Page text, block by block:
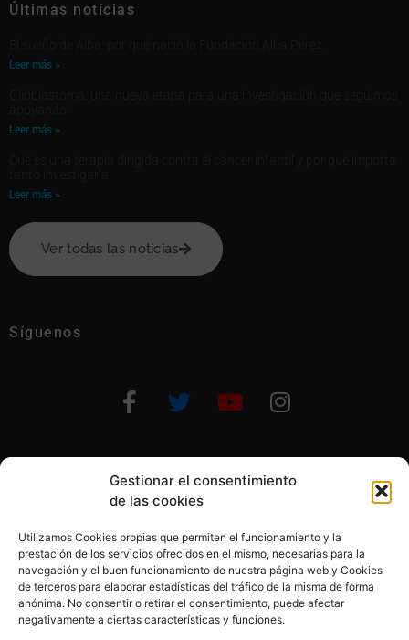
Gestionar el consentimiento
de las cookies
Utilizamos Cookies propias que permiten el funcionamiento y la
prestación de los servicios ofrecidos en el mismo, necesarias para la
navegación y el buen funcionamiento de nuestra página web y Cookies
de terceros para elaborar estadísticas del tráfico de la misma de forma
anónima. No consentir o retirar el consentimiento, puede afectar
negativamente a ciertas características y funciones.
Últimas notícias
Leer más »
Leer más »
Leer más »
Ver todas las notícias
Síguenos
Otras formas de ayudar
© 2020, Fundación Alba Pérez. All Rights Reserved